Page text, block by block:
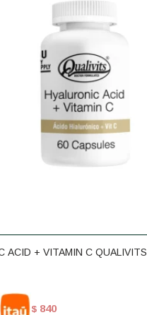
ACID + VITAMIN C QUALIVITS
$ 840